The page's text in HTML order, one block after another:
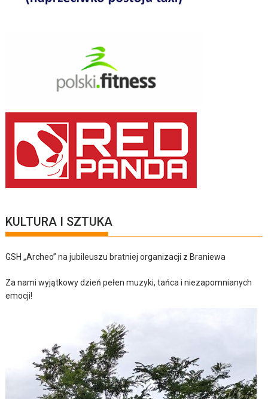
KULTURA I SZTUKA
GSH „Archeo” na jubileuszu bratniej organizacji z Braniewa
Za nami wyjątkowy dzień pełen muzyki, tańca i niezapomnianych
emocji!